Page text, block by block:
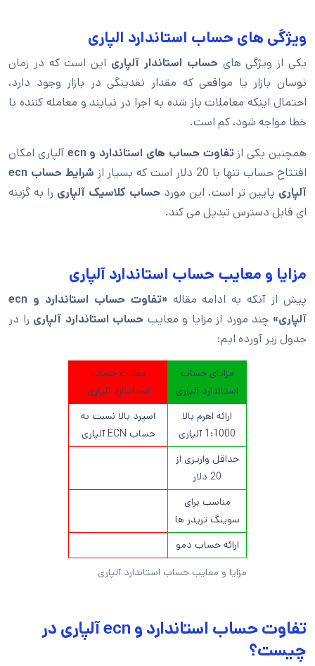
ویژگی های حساب استاندارد الپاری
یکی از ویژگی هایحساب استاندار آلپاری این است که در زمان
نوسان بازار یا مواقعی که مقدار نقدینگی در بازار وجود دارد،
احتمال اینکه معاملات باز شده به اجرا در نیایند و معامله کننده با
خطا مواجه شود، کم است.
همچنین یکی از تفاوت حساب های استاندارد و ecn
آلپاری امکان
افتتاح حساب تنها با 20 دلار است که بسیار از
شرایط حساب ecn
آلپاری پایین تر است. این مورد حساب کلاسیک آلپاری را به گزینه
ای قابل دسترس تبدیل می کند.
مزایا و معایب حساب استاندارد آلپاری
پیش از آنکه به ادامه مقاله
«تفاوت حساب استاندارد و ecn
آلپاری» چند مورد از مزایا و معایب حساب استاندارد آلپاری را در
جدول زیر آورده ایم:
مزایا و معایب حساب استاندارد آلپاری
مزایای حساب
استاندارد آلپاری
معایب حساب
استاندارد آلپاری
ارائه اهرم بالا
1:1000 آلپاری
اسپرد بالا نسبت به
حساب ECN آلپاری
حداقل واریزی از
20 دلار
مناسب برای
سوینگ تریدر ها
ارائه حساب دمو
تفاوت حساب استاندارد و ecn آلپاری در
چیست؟